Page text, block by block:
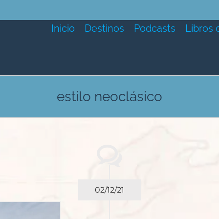
Inicio Destinos Podcasts Libros
estilo neoclásico
02/12/21